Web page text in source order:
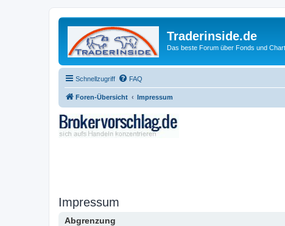
Traderinside.de
Das beste Forum über Fonds und
Schnellzugriff FAQ
Foren-Übersicht Impressum
Impressum
Abgrenzung